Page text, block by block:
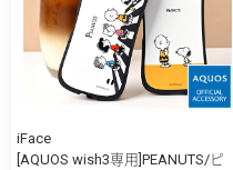
iFace
[AQUOS wish3専用]PEANUTS/ピ